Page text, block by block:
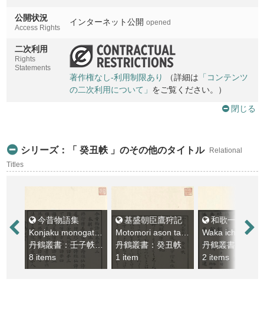
公開状況
Access Rights
インターネット公開 opened
二次利用
Rights
Statements
著作権なし-利用制限あり （詳細は 「コンテンツ
の二次利用について」 をご覧ください。）
閉じる
シリーズ：「 癸丑帙 」のその他のタイトル
Relational
Titles
今昔物語集
Konjaku monogatarishu
丹鶴叢書：壬子帙 - 癸丑帙
8 items
基盛朝臣鷹狩記
丹鶴叢書：癸丑帙
1 item
和歌一字抄
Waka ichijisho
丹鶴叢書：癸丑
2 items